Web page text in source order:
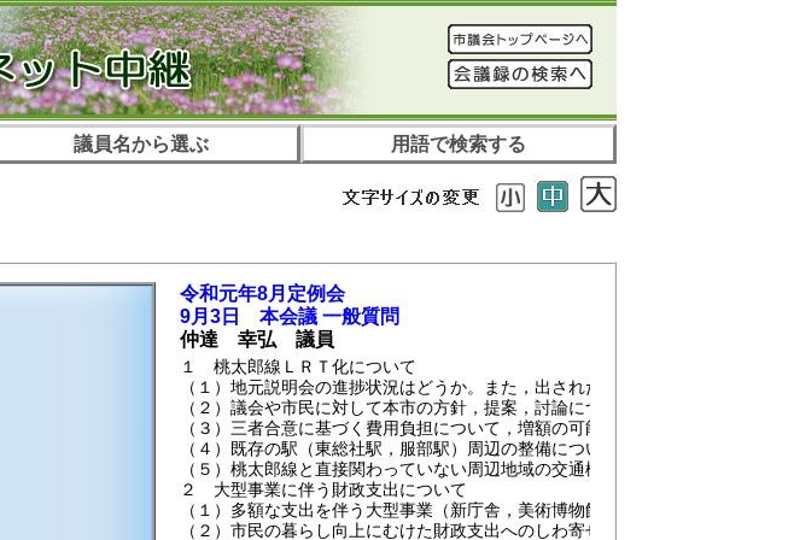
議員名から選ぶ 用語で検索する
令和元年8月定例会
9月3日 本会議 一般質問
仲達 幸弘 議員
１ 桃太郎線ＬＲＴ化について
（１）地元説明会の進捗状況はどうか。また，出された主な意見はどうか。
（２）議会や市民に対して本市の方針，提案，討論について，今後の具体的な
（３）三者合意に基づく費用負担について，増額の可能性をどう考えるか。
（４）既存の駅（東総社駅，服部駅）周辺の整備についてどう考えるか。
（５）桃太郎線と直接関わっていない周辺地域の交通機能の充実・強化につい
２ 大型事業に伴う財政支出について
（１）多額な支出を伴う大型事業（新庁舎，美術博物館，岡山県立大学周辺新
（２）市民の暮らし向上にむけた財政支出へのしわ寄せを危惧するがどうか。